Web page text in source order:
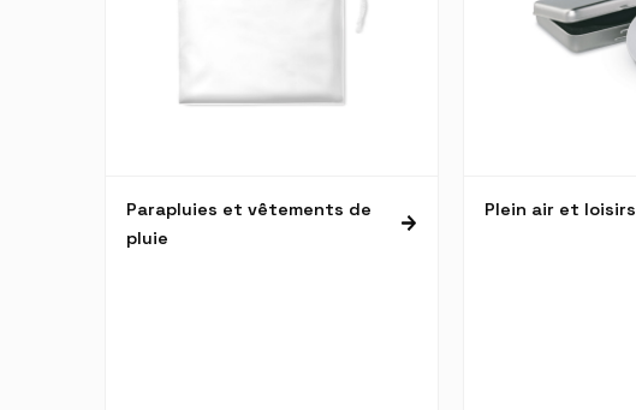
Parapluies et vêtements de
pluie
Plein air et loisirs